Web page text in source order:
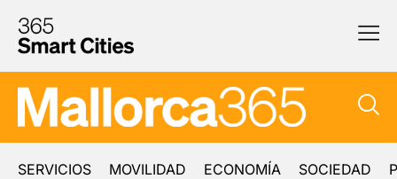
SERVICIOS MOVILIDAD ECONOMÍA SOCIEDAD